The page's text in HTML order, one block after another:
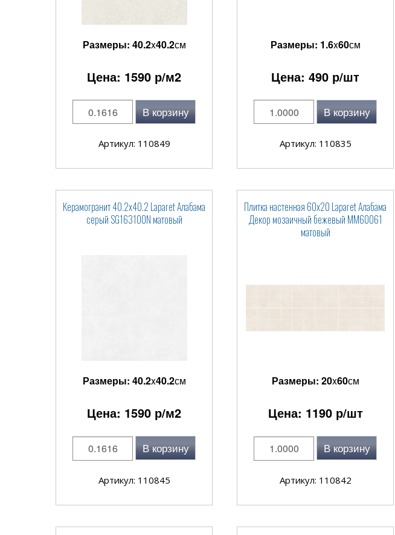
Размеры: 40.2x40.2см
Цена: 1590 р/м2
В корзину
Артикул: 110849
Размеры: 1.6x60см
Цена: 490 р/шт
В корзину
Артикул: 110835
Керамогранит 40.2x40.2 Laparet Алабама
серый SG163100N матовый
Размеры: 40.2x40.2см
Цена: 1590 р/м2
В корзину
Артикул: 110845
Плитка настенная 60x20 Laparet Алабама
Декор мозаичный бежевый ММ60061
матовый
Размеры: 20x60см
Цена: 1190р/шт
В корзину
Артикул: 110842